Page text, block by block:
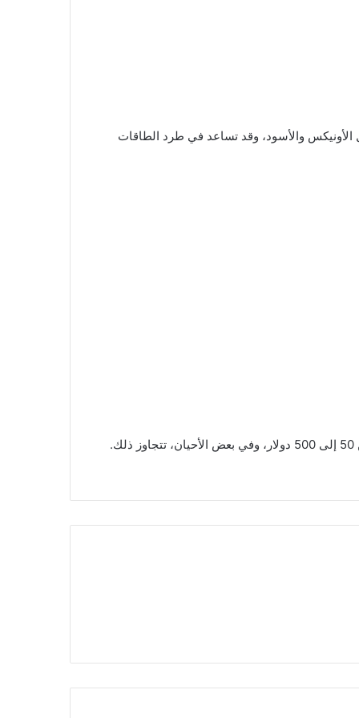
الأونيكس والأسود، وقد تساعد في طرد الطاقات
الروحانية بناءً على المواد المستخدمة والمكان الذي تباع فيه. ثم بشكل عام، يمكن أن تتراوح الأسعار ما بين 50 إلى 500 دولار، وفي بعض الأحيان، تتجاوز ذلك.